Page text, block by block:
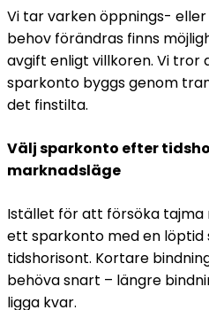
Vi tar varken öppnings-
behov förändras finns
avgift enligt villkoren. Vi
sparkonto byggs genom
det finstilta.
Välj sparkonto efter
marknadsläge
Istället för att försöka tajma
ett sparkonto med en löptid
tidshorisont. Kortare
behöva snart – längre
ligga kvar.